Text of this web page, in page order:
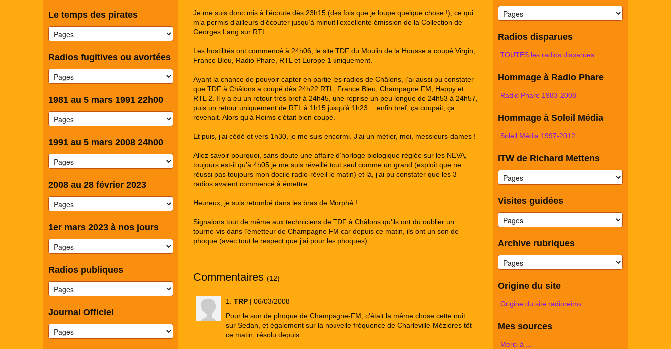
Le temps des pirates
Radios fugitives ou avortées
1981 au 5 mars 1991 22h00
1991 au 5 mars 2008 24h00
2008 au 28 février 2023
1er mars 2023 à nos jours
Radios publiques
Journal Officiel
Je me suis donc mis à l’écoute dès 23h15 (des fois que je loupe quelque chose !), ce qui
m’a permis d’ailleurs d’écouter jusqu’à minuit l’excellente émission de la Collection de
Georges Lang sur RTL.
Les hostilités ont commencé à 24h06, le site TDF du Moulin de la Housse a coupé Virgin,
France Bleu, Radio Phare, RTL et Europe 1 uniquement.
Ayant la chance de pouvoir capter en partie les radios de Châlons, j’ai aussi pu constater
que TDF à Châlons a coupé dès 24h22 RTL, France Bleu, Champagne FM, Happy et
RTL 2. Il y a eu un retour très bref à 24h45, une reprise un peu longue de 24h53 à 24h57,
puis un retour uniquement de RTL à 1h15 jusqu’à 1h23….enfin bref, ça coupait, ça
revenait. Alors qu’à Reims c’était bien coupé.
Et puis, j’ai cédé et vers 1h30, je me suis endormi. J’ai un métier, moi, messieurs-dames !
Allez savoir pourquoi, sans doute une affaire d’horloge biologique réglée sur les NEVA,
toujours est-il qu’à 4h05 je me suis réveillé tout seul comme un grand (exploit que ne
réussi pas toujours mon docile radio-réveil le matin) et là, j’ai pu constater que les 3
radios avaient commencé à émettre.
Heureux, je suis retombé dans les bras de Morphé !
Signalons tout de même aux techniciens de TDF à Châlons qu’ils ont du oublier un
tourne-vis dans l’émetteur de Champagne FM car depuis ce matin, ils ont un son de
phoque (avec tout le respect que j’ai pour les phoques).
Commentaires (12)
1. TRP | 06/03/2008
Pour le son de phoque de Champagne-FM, c'était la même chose cette nuit
sur Sedan, et également sur la nouvelle fréquence de Charleville-Mézières tôt
ce matin, résolu depuis.
Radios disparues
TOUTES les radios disparues
Hommage à Radio Phare
Radio Phare 1983-2008
Hommage à Soleil Média
Soleil Média 1997-2012
ITW de Richard Mettens
Visites guidées
Archive rubriques
Origine du site
Origine du site radioreims
Mes sources
Merci à ...